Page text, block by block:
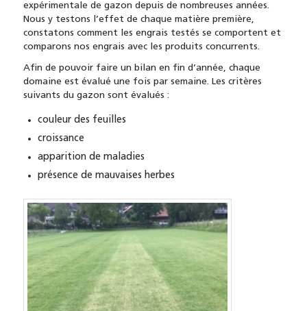
expérimentale de gazon depuis de nombreuses années.
Nous y testons l’effet de chaque matière première,
constatons comment les engrais testés se comportent et
comparons nos engrais avec les produits concurrents.
Afin de pouvoir faire un bilan en fin d’année, chaque
domaine est évalué une fois par semaine. Les critères
suivants du gazon sont évalués :
couleur des feuilles
croissance
apparition de maladies
présence de mauvaises herbes